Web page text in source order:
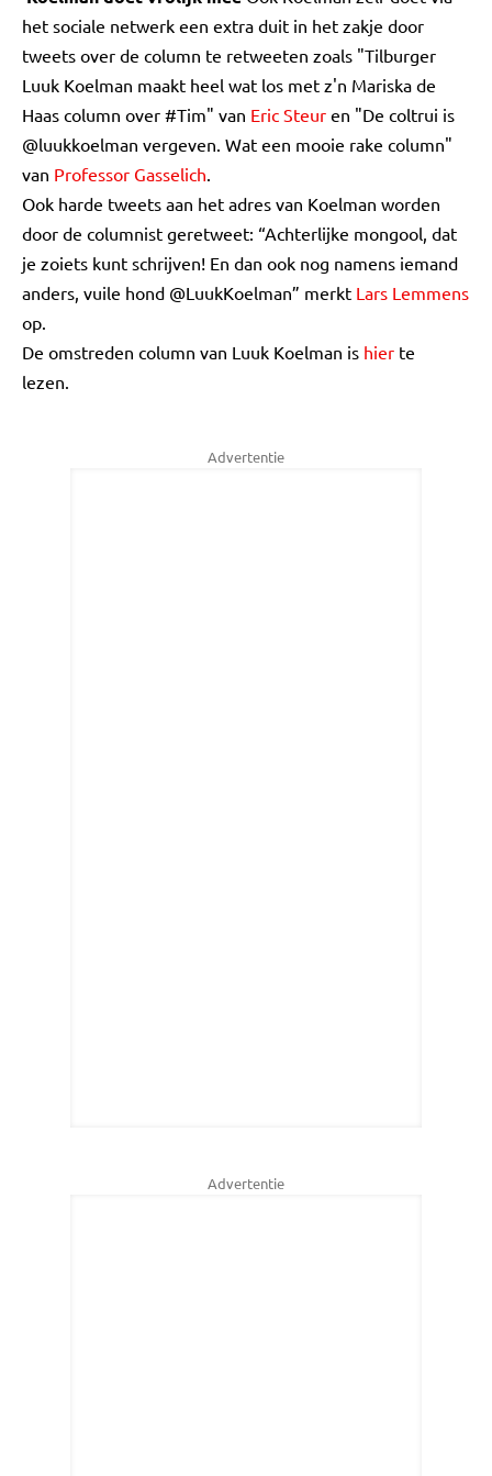
het sociale netwerk een extra duit in het zakje door
tweets over de column te retweeten zoals "Tilburger
Luuk Koelman maakt heel wat los met z'n Mariska de
Haas column over #Tim" van Eric Steur en "De coltrui is
@luukkoelman vergeven. Wat een mooie rake column"
van Professor Gasselich.
Ook harde tweets aan het adres van Koelman worden
door de columnist geretweet: “Achterlijke mongool, dat
je zoiets kunt schrijven! En dan ook nog namens iemand
anders, vuile hond @LuukKoelman” merkt Lars Lemmens
op.
De omstreden column van Luuk Koelman is hier te
lezen.
Advertentie
Advertentie